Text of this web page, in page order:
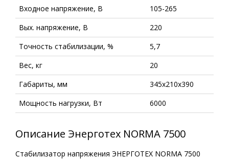
Входное напряжение, В
105-265
Вых. напряжение, В
220
Точность стабилизации, %
5,7
Вес, кг
20
Габариты, мм
345х210х390
Мощность нагрузки, Вт
6000
Описание Энерготех NORMA 7500
Стабилизатор напряжения ЭНЕРГОТЕХ NORMA 7500